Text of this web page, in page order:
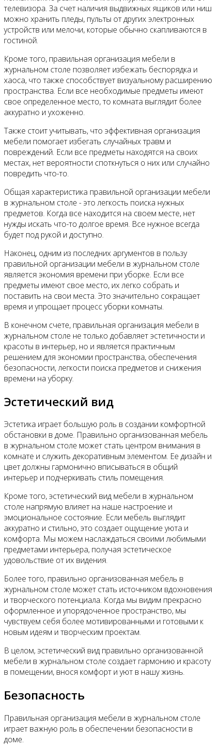
телевизора. За счет наличия выдвижных ящиков или ниш
можно хранить пледы, пульты от других электронных
устройств или мелочи, которые обычно скапливаются в
гостиной.
Кроме того, правильная организация мебели в
журнальном столе позволяет избежать беспорядка и
хаоса, что также способствует визуальному расширению
пространства. Если все необходимые предметы имеют
свое определенное место, то комната выглядит более
аккуратно и ухоженно.
Также стоит учитывать, что эффективная организация
мебели помогает избегать случайных травм и
повреждений. Если все предметы находятся на своих
местах, нет вероятности споткнуться о них или случайно
повредить что-то.
Общая характеристика правильной организации мебели
в журнальном столе - это легкость поиска нужных
предметов. Когда все находится на своем месте, нет
нужды искать что-то долгое время. Все нужное всегда
будет под рукой и доступно.
Наконец, одним из последних аргументов в пользу
правильной организации мебели в журнальном столе
является экономия времени при уборке. Если все
предметы имеют свое место, их легко собрать и
поставить на свои места. Это значительно сокращает
время и упрощает процесс уборки комнаты.
В конечном счете, правильная организация мебели в
журнальном столе не только добавляет эстетичности и
красоты в интерьер, но и является практичным
решением для экономии пространства, обеспечения
безопасности, легкости поиска предметов и снижения
времени на уборку.
Эстетический вид
Эстетика играет большую роль в создании комфортной
обстановки в доме. Правильно организованная мебель
в журнальном столе может стать центром внимания в
комнате и служить декоративным элементом. Ее дизайн и
цвет должны гармонично вписываться в общий
интерьер и подчеркивать стиль помещения.
Кроме того, эстетический вид мебели в журнальном
столе напрямую влияет на наше настроение и
эмоциональное состояние. Если мебель выглядит
аккуратно и стильно, это создает ощущение уюта и
комфорта. Мы можем наслаждаться своими любимыми
предметами интерьера, получая эстетическое
удовольствие от их видения.
Более того, правильно организованная мебель в
журнальном столе может стать источником вдохновения
и творческого потенциала. Когда мы видим прекрасно
оформленное и упорядоченное пространство, мы
чувствуем себя более мотивированными и готовыми к
новым идеям и творческим проектам.
В целом, эстетический вид правильно организованной
мебели в журнальном столе создает гармонию и красоту
в помещении, внося комфорт и уют в нашу жизнь.
Безопасность
Правильная организация мебели в журнальном столе
играет важную роль в обеспечении безопасности в
доме.